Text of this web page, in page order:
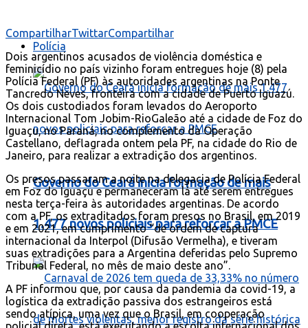
Polícia
Governo do Ceará inicia formação de mais
1.477 novos policiais para reforçar a PMCE
CompartilharTwittarCompartilhar
Dois argentinos acusados de violência doméstica e
feminicídio no país vizinho foram entregues hoje (8) pela
Polícia Federal (PF) às autoridades argentinas na Ponte
Tancredo Neves, fronteira com a cidade de Puerto Iguazú.
Os dois custodiados foram levados do Aeroporto
Internacional Tom Jobim-RioGaleão até a cidade de Foz do
Iguaçu, no Paraná, no complemento da Operação
Castellano, deflagrada ontem pela PF, na cidade do Rio de
Janeiro, para realizar a extradição dos argentinos.
Os presos passaram a noite na delegacia de Polícia Federal
em Foz do Iguaçu e permaneceram lá até serem entregues
nesta terça-feira às autoridades argentinas. De acordo
com a PF, os extraditados foram presos no Brasil, em 2019
e em 2021, em cumprimento “de ordem de captura
internacional da Interpol (Difusão Vermelha), e tiveram
suas extradições para a Argentina deferidas pelo Supremo
Tribunal Federal, no mês de maio deste ano”.
A PF informou que, por causa da pandemia da covid-19, a
logística da extradição passiva dos estrangeiros está
sendo atípica, uma vez que o Brasil, em cooperação